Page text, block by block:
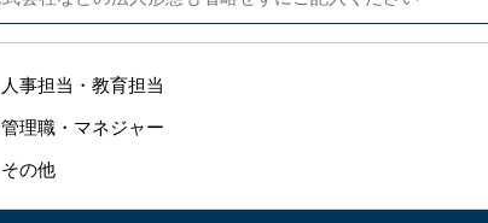
人事担当・教育担当
管理職・マネジャー
その他